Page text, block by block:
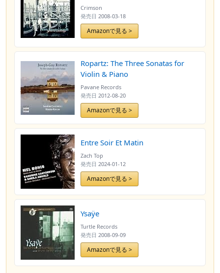
Crimson
発売日 2008-03-18
Amazonで見る >
Ropartz: The Three Sonatas for
Violin & Piano
Pavane Records
発売日 2012-08-20
Amazonで見る >
Entre Soir Et Matin
Zach Top
発売日 2024-01-12
Amazonで見る >
Ysaÿe
Turtle Records
発売日 2008-09-09
Amazonで見る >